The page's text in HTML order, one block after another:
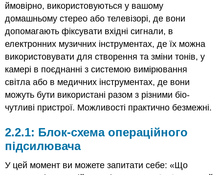
ймовірно, використовуються у вашому
домашньому стерео або телевізорі, де вони
допомагають фіксувати вхідні сигнали, в
електронних музичних інструментах, де їх можна
використовувати для створення та зміни тонів, у
камері в поєднанні з системою вимірювання
світла або в медичних інструментах, де вони
можуть бути використані разом з різними біо-
чутливі пристрої. Можливості практично безмежні.
2.2.1: Блок-схема операційного
підсилювача
У цей момент ви можете запитати себе: «Що